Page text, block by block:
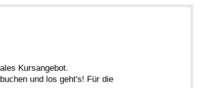
Kursangebot.
und los geht's! Für die